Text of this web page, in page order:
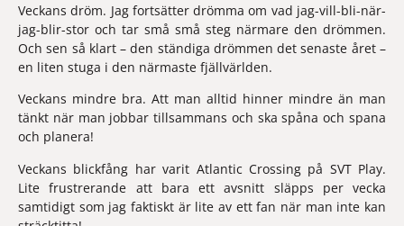
Veckans dröm. Jag fortsätter drömma om vad jag-vill-bli-när-
jag-blir-stor och tar små små steg närmare den drömmen.
Och sen så klart – den ständiga drömmen det senaste året –
en liten stuga i den närmaste fjällvärlden.
Veckans mindre bra. Att man alltid hinner mindre än man
tänkt när man jobbar tillsammans och ska spåna och spana
och planera!
Veckans blickfång har varit Atlantic Crossing på SVT Play.
Lite frustrerande att bara ett avsnitt släpps per vecka
samtidigt som jag faktiskt är lite av ett fan när man inte kan